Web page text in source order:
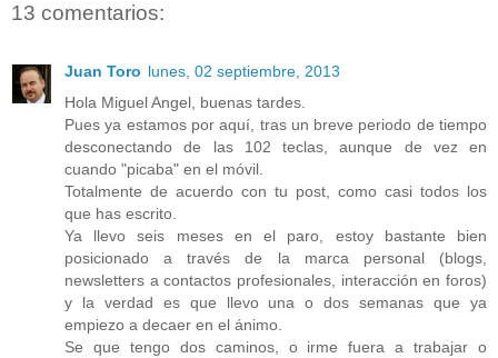
13 comentarios:
Juan Toro lunes, 02 septiembre, 2013
Hola Miguel Angel, buenas tardes.
Pues ya estamos por aquí, tras un breve periodo de tiempo
desconectando de las 102 teclas, aunque de vez en
cuando "picaba" en el móvil.
Totalmente de acuerdo con tu post, como casi todos los
que has escrito.
Ya llevo seis meses en el paro, estoy bastante bien
posicionado a través de la marca personal (blogs,
newsletters a contactos profesionales, interacción en foros)
y la verdad es que llevo una o dos semanas que ya
empiezo a decaer en el ánimo.
Se que tengo dos caminos, o irme fuera a trabajar o